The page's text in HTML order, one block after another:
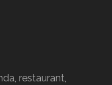
restaurant,